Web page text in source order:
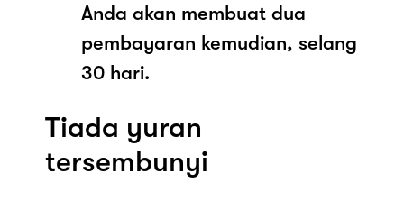
Anda akan membuat dua
pembayaran kemudian, selang
30 hari.
Tiada yuran
tersembunyi